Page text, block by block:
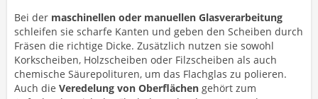
Bei der maschinellen oder manuellen Glasverarbeitung
schleifen sie scharfe Kanten und geben den Scheiben durch
Fräsen die richtige Dicke. Zusätzlich nutzen sie sowohl
Korkscheiben, Holzscheiben oder Filzscheiben als auch
chemische Säurepolituren, um das Flachglas zu polieren.
Auch die Veredelung von Oberflächen gehört zum